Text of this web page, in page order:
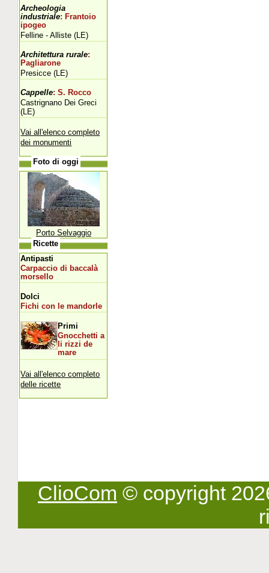
Archeologia
industriale: Frantoio
ipogeo
Felline - Alliste (LE)
Architettura rurale:
Pagliarone
Presicce (LE)
Cappelle: S. Rocco
Castrignano Dei Greci
(LE)
Vai all'elenco completo
dei monumenti
Foto di oggi
Porto Selvaggio
Ricette
Antipasti
Carpaccio di baccalà
morsello
Dolci
Fichi con le mandorle
Primi
Gnocchetti a
li rizzi de
mare
Vai all'elenco completo
delle ricette
ClioCom © copyright